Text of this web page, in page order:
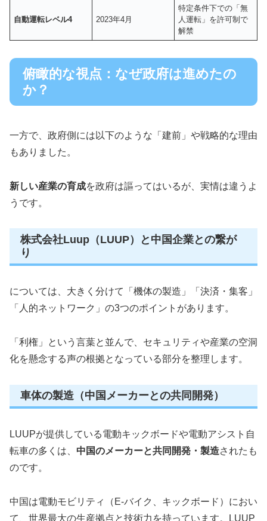
自動運転レベル4 2023年4月
特定条件下での「無
人運転」を許可制で
解禁
俯瞰的な視点：なぜ政府は進めたの
か？
一方で、政府側には以下のような「建前」や戦略的な理由
もありました。
新しい産業の育成を政府は謳ってはいるが、実情は違うよ
うです。
株式会社Luup（LUUP）と中国企業との繋が
り
については、大きく分けて「機体の製造」「決済・集客」
「人的ネットワーク」の3つのポイントがあります。
「利権」という言葉と並んで、セキュリティや産業の空洞
化を懸念する声の根拠となっている部分を整理します。
車体の製造（中国メーカーとの共同開発）
LUUPが提供している電動キックボードや電動アシスト自
転車の多くは、 中国のメーカーと共同開発・製造されたも
のです。
中国は電動モビリティ（E-バイク、キックボード）におい
て、世界最大の生産拠点と技術力を持っています。LUUP